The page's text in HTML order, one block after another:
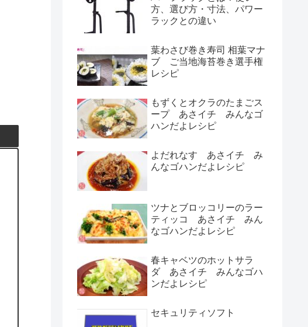
方、選び方・寸法、パワー
ラックとの違い
葉わさび巻き寿司 相葉マナ
ブ ご当地海苔巻き選手権
レシピ
もずくとオクラのたまごス
ープ あさイチ みんなゴ
ハンだよレシピ
よだれなす あさイチ み
んなゴハンだよレシピ
ツナとブロッコリーのラー
ティッコ あさイチ みん
なゴハンだよレシピ
春キャベツのホットサラ
ダ あさイチ みんなゴハ
ンだよレシピ
セキュリティソフト